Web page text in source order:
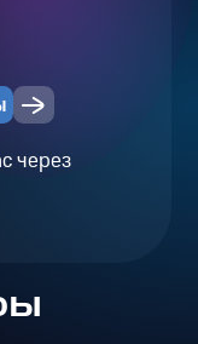
через